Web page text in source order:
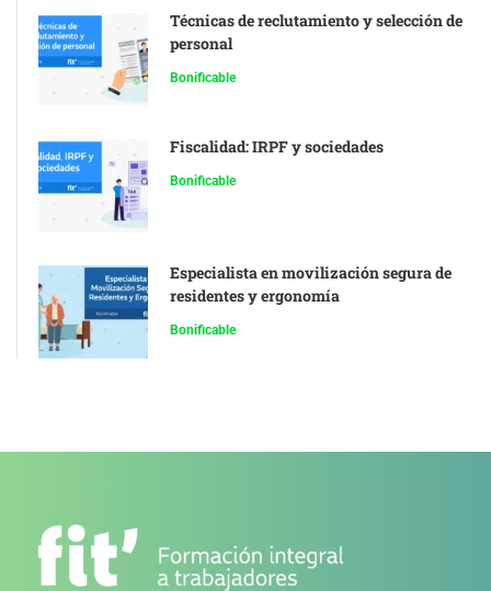
Técnicas de reclutamiento y selección de
personal
Bonificable
Fiscalidad: IRPF y sociedades
Bonificable
Especialista en movilización segura de
residentes y ergonomía
Bonificable